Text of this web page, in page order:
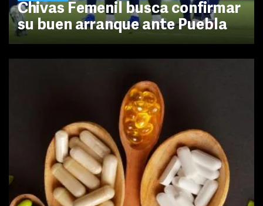
Chivas Femenil busca confirmar
su buen arranque ante Puebla